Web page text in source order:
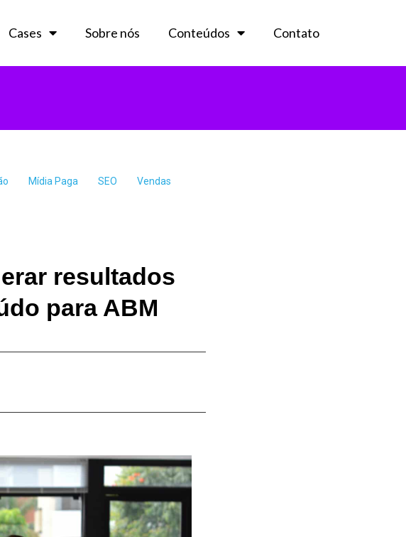
Cases Sobre nós Conteúdos Contato
Mídia Paga SEO Vendas
resultados
para ABM